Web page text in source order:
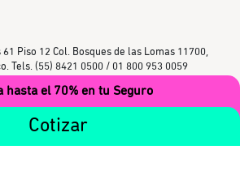
hasta el 70% en tu Seguro
Cotizar
61 Piso 12 Col. Bosques de las Lomas 11700,
Tels. (55) 8421 0500 / 01 800 953 0059